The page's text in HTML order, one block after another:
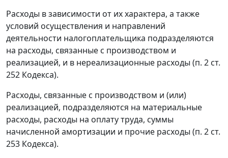
Расходы в зависимости от их характера, а также
условий осуществления и направлений
деятельности налогоплательщика подразделяются
на расходы, связанные с производством и
реализацией, и в нереализационные расходы (п. 2 ст.
252 Кодекса).
Расходы, связанные с производством и (или)
реализацией, подразделяются на материальные
расходы, расходы на оплату труда, суммы
начисленной амортизации и прочие расходы (п. 2 ст.
253 Кодекса).